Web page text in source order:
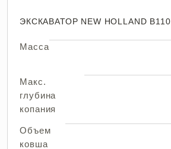
ЭКСКАВАТОР NEW HOLLAND B110
Масса
Макс.
глубина
копания
Объем
ковша